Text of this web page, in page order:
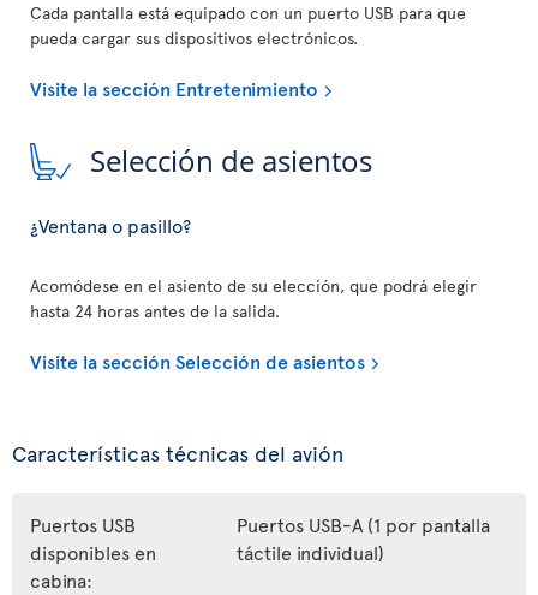
Cada pantalla está equipado con un puerto USB para que
pueda cargar sus dispositivos electrónicos.
Visite la sección Entretenimiento
Selección de asientos
¿Ventana o pasillo?
Acomódese en el asiento de su elección, que podrá elegir
hasta 24 horas antes de la salida.
Visite la sección Selección de asientos
Características técnicas del avión
Puertos USB
disponibles en
cabina:
Puertos USB-A (1 por pantalla
táctile individual)